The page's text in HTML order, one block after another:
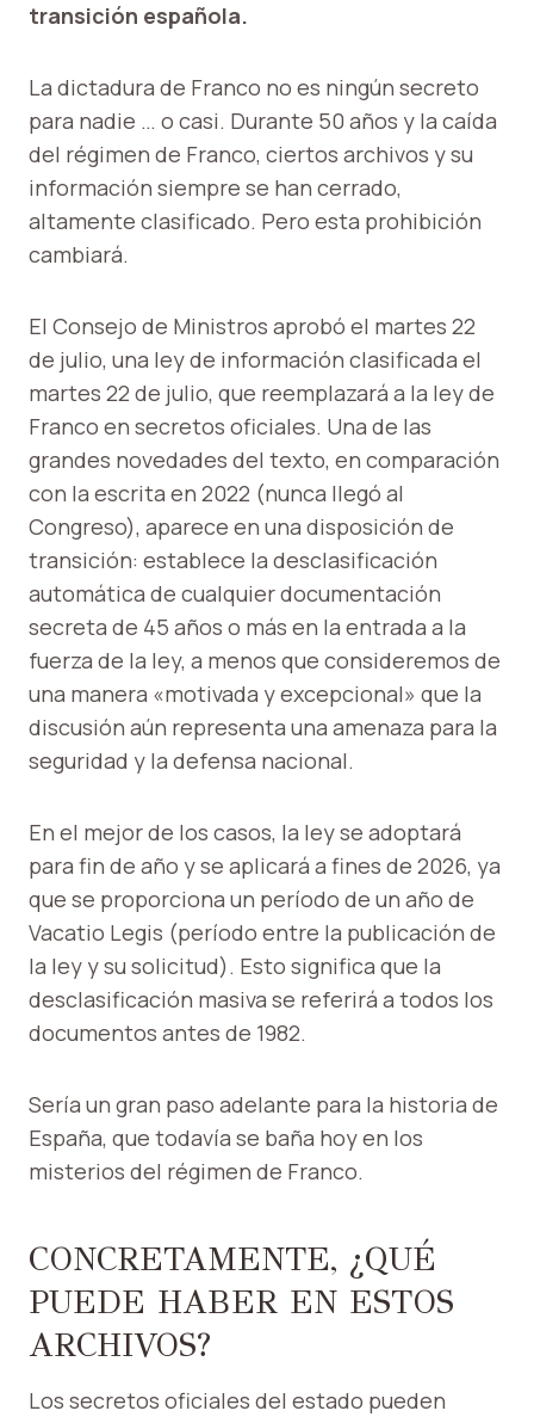
transición española.
La dictadura de Franco no es ningún secreto
para nadie … o casi. Durante 50 años y la caída
del régimen de Franco, ciertos archivos y su
información siempre se han cerrado,
altamente clasificado. Pero esta prohibición
cambiará.
El Consejo de Ministros aprobó el martes 22
de julio, una ley de información clasificada el
martes 22 de julio, que reemplazará a la ley de
Franco en secretos oficiales. Una de las
grandes novedades del texto, en comparación
con la escrita en 2022 (nunca llegó al
Congreso), aparece en una disposición de
transición: establece la desclasificación
automática de cualquier documentación
secreta de 45 años o más en la entrada a la
fuerza de la ley, a menos que consideremos de
una manera «motivada y excepcional» que la
discusión aún representa una amenaza para la
seguridad y la defensa nacional.
En el mejor de los casos, la ley se adoptará
para fin de año y se aplicará a fines de 2026, ya
que se proporciona un período de un año de
Vacatio Legis (período entre la publicación de
la ley y su solicitud). Esto significa que la
desclasificación masiva se referirá a todos los
documentos antes de 1982.
Sería un gran paso adelante para la historia de
España, que todavía se baña hoy en los
misterios del régimen de Franco.
CONCRETAMENTE, ¿QUÉ
PUEDE HABER EN ESTOS
ARCHIVOS?
Los secretos oficiales del estado pueden